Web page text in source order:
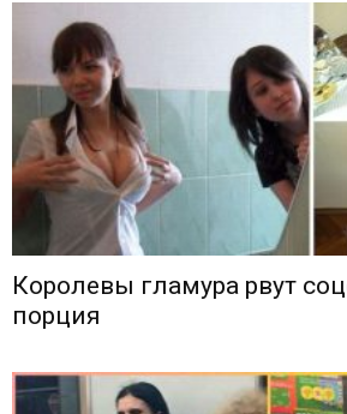
Королевы гламура рвут
порция